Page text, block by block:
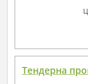
Тендерна